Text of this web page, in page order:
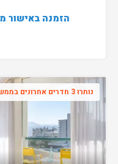
הזמנה באישור
נותרו 3 חדרים אחרונים בממשק!